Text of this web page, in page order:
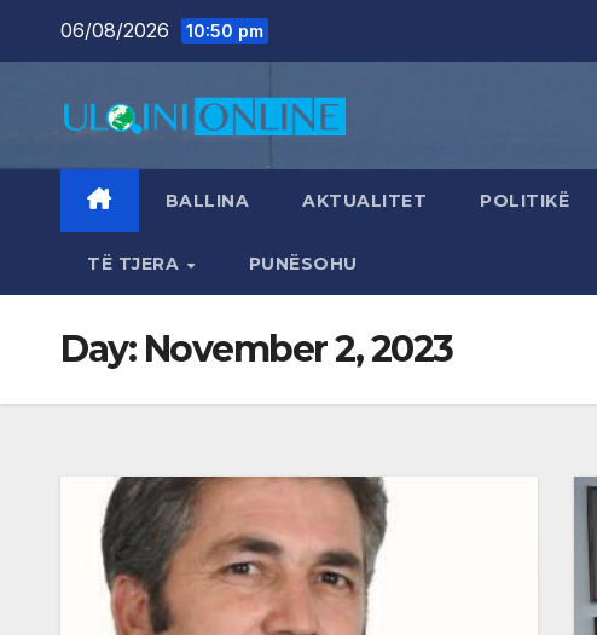
06/08/2026 10:50 pm
BALLINA AKTUALITET POLITIKË
TË TJERA PUNËSOHU
Day: November 2, 2023